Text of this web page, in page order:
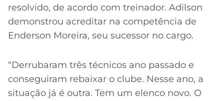
resolvido, de acordo com treinador. Adilson
demonstrou acreditar na competência de
Enderson Moreira, seu sucessor no cargo.
“Derrubaram três técnicos ano passado e
conseguiram rebaixar o clube. Nesse ano, a
situação já é outra. Tem um elenco novo. O